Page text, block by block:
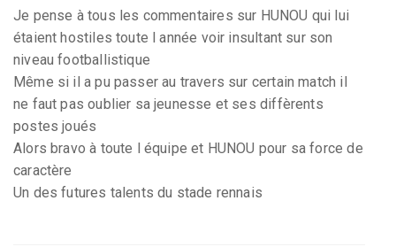
Je pense à tous les commentaires sur HUNOU qui lui
étaient hostiles toute l année voir insultant sur son
niveau footballistique
Même si il a pu passer au travers sur certain match il
ne faut pas oublier sa jeunesse et ses diffèrents
postes joués
Alors bravo à toute l équipe et HUNOU pour sa force de
caractère
Un des futures talents du stade rennais